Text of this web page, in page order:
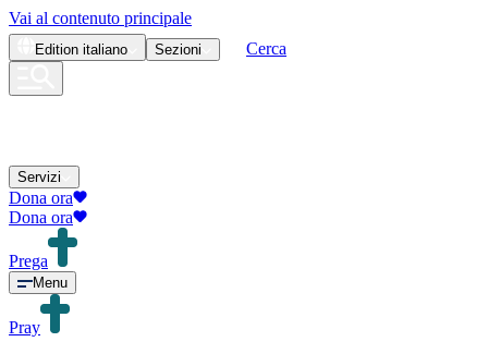
Vai al contenuto principale
Edition italiano Sezioni Cerca
Servizi
Dona ora
Dona ora
Prega
Menu
Pray